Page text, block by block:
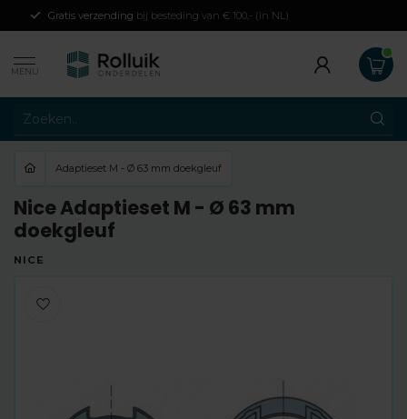
Gratis verzending bij besteding van € 100,- (in NL)
MENU
Adaptieset M - Ø 63 mm doekgleuf
Nice Adaptieset M - Ø 63 mm
doekgleuf
NICE